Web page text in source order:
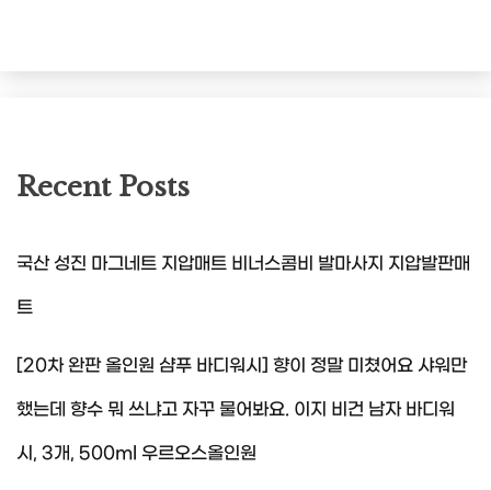
Recent Posts
국산 성진 마그네트 지압매트 비너스콤비 발마사지 지압발판매
트
[20차 완판 올인원 샴푸 바디워시] 향이 정말 미쳤어요 샤워만
했는데 향수 뭐 쓰냐고 자꾸 물어봐요. 이지 비건 남자 바디워
시, 3개, 500ml 우르오스올인원